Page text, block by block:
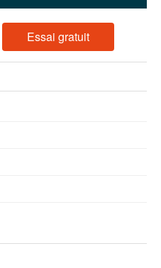
Essai gratuit